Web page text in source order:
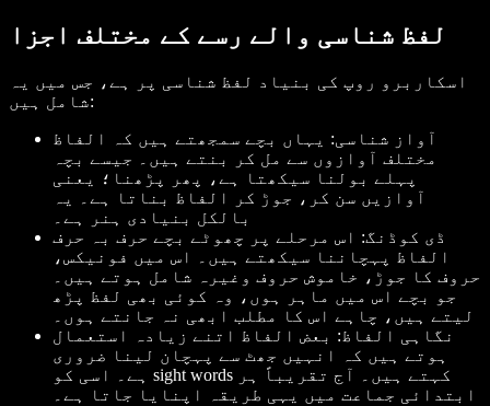
لفظ شناسی والے رسے کے مختلف اجزا
اسکاربرو روپ کی بنیاد لفظ شناسی پر ہے، جس میں یہ
شامل ہیں:
آواز شناسی: یہاں بچے سمجھتے ہیں کہ الفاظ
مختلف آوازوں سے مل کر بنتے ہیں۔ جیسے بچہ
پہلے بولنا سیکھتا ہے، پھر پڑھنا؛ یعنی
آوازیں سن کر، جوڑ کر الفاظ بناتا ہے۔ یہ
بالکل بنیادی ہنر ہے۔
ڈی کوڈنگ: اس مرحلے پر چھوٹے بچے حرف بہ حرف
الفاظ پہچاننا سیکھتے ہیں۔ اس میں فونيکس،
حروف کا جوڑ، خاموش حروف وغیرہ شامل ہوتے ہیں۔
جو بچے اس میں ماہر ہوں، وہ کوئی بھی لفظ پڑھ
لیتے ہیں، چاہے اس کا مطلب ابھی نہ جانتے ہوں۔
نگاہی الفاظ: بعض الفاظ اتنے زیادہ استعمال
ہوتے ہیں کہ انہیں جھٹ سے پہچان لینا ضروری
ہے۔ اسی کو sight words کہتے ہیں۔ آج تقریباً ہر
ابتدائی جماعت میں یہی طریقہ اپنایا جاتا ہے۔